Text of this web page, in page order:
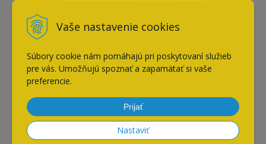
Vaše nastavenie cookies
Súbory cookie nám pomáhajú pri poskytovaní služieb
pre vás. Umožňujú spoznať a zapamätať si vaše
preferencie.
Prijať
Nastaviť